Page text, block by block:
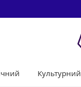
Культурний